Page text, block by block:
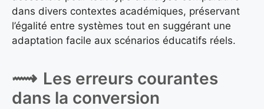
dans divers contextes académiques, préservant
l’égalité entre systèmes tout en suggérant une
adaptation facile aux scénarios éducatifs réels.
Les erreurs courantes
dans la conversion